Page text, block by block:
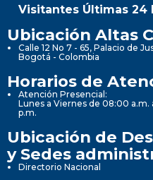
Visitantes Últimas 24
Ubicación Altas
Calle 12 No 7 - 65, Palacio de
Bogotá - Colombia
Horarios de
Atención Presencial:
Lunes a Viernes de 08:00
p.m.
Ubicación de
y Sedes
Directorio Nacional